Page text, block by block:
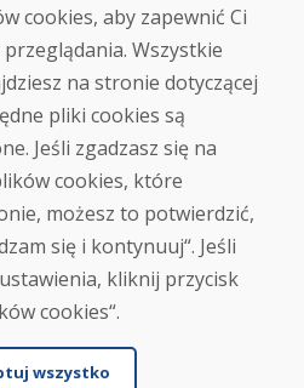
towaru
osobowych
cookies, aby zapewnić Ci
Wszystkie
na stronie dotyczącej
pliki cookies są
Jeśli zgadzasz się na
cookies, które
możesz to potwierdzić,
się i kontynuuj“. Jeśli
kliknij przycisk
cookies“.
wszystko